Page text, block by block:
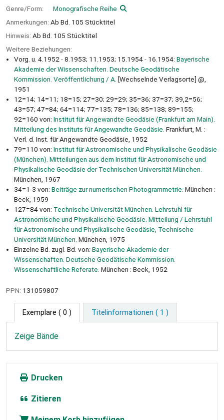
Genre/Form:
Monografische Reihe
Anmerkungen: Ab Bd. 105 Stücktitel
Hinweis: Ab Bd. 105 Stücktitel
Weitere Beziehungen:
Vorg. u. 4.1952 - 8.1953; 11.1953; 15.1954 - 16.1954: Bayerische
Akademie der Wissenschaften. Deutsche Geodätische
Kommission. Veröffentlichung / A. [Wechselnde Verlagsorte] @,
1951
12=14; 14=11; 18=15; 27=30; 29=29; 35=36; 37=37; 39,2=56;
43=57; 47=84; 64=114; 77=135; 78=136; 85=138; 89=155;
92=160 von: Institut für Angewandte Geodäsie (Frankfurt am Main).
Mitteilung des Instituts für Angewandte Geodäsie. Frankfurt, M. :
Verl. d. Inst. für Angewandte Geodäsie, 1952
79=110 von: Institut für Astronomische und Physikalische Geodäsie
(München). Mitteilungen aus dem Institut für Astronomische und
Physikalische Geodäsie der Technischen Universität München.
München, 1967
34=1-3 von: Beiträge zur numerischen Photogrammetrie. München :
Beck, 1959
127=84 von: Technische Universität München. Lehrstuhl für
Astronomische und Physikalische Geodäsie. Mitteilung / Lehrstuhl
für Astronomische und Physikalische Geodäsie, Technische
Universität München. München, 1975
Einzelne Bd. zugl. Bd. von: Bayerische Akademie der
Wissenschaften. Deutsche Geodätische Kommission.
Wissenschaftliche Referate. München : Beck, 1952
PPN: 131059807
Exemplare ( 0 ) Titelinformationen ( 1 )
Zeige Bände
Drucken
Zitieren